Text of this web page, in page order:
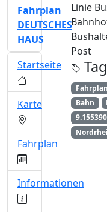
Linie
Post
Fahrplan
Bahn
9.155390
Fahrplan
DEUTSCHES
HAUS
Startseite
Karte
Fahrplan
Informationen